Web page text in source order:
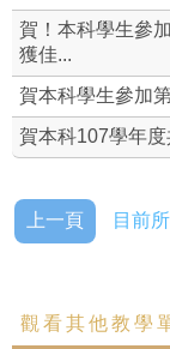
賀！本科學生參
獲佳...
賀本科學生參加
賀本科107學年
上一頁 目前
觀看其他教學